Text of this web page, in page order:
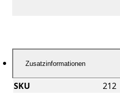
Zusatzinformationen
SKU
212